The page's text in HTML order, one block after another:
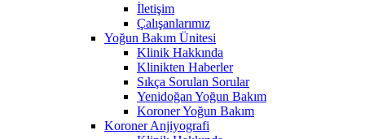
İletişim
Çalışanlarımız
Yoğun Bakım Ünitesi
Klinik Hakkında
Klinikten Haberler
Sıkça Sorulan Sorular
Yenidoğan Yoğun Bakım
Koroner Yoğun Bakım
Koroner Anjiyografi